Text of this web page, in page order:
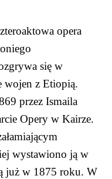
opera
się w
wojen z Etiopią.
przez Ismaila
Opery w Kairze.
wystawiono ją w
już w 1875 roku. W